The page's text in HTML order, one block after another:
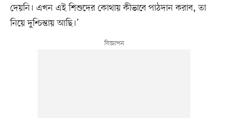
দেয়নি। এখন এই শিশুদের কোথায় কীভাবে পাঠদান করাব, তা
নিয়ে দুশ্চিন্তায় আছি।’